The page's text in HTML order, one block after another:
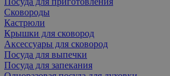
Сковороды
Кастрюли
Крышки для сковород
Аксессуары для сковород
Посуда для выпечки
Посуда для запекания